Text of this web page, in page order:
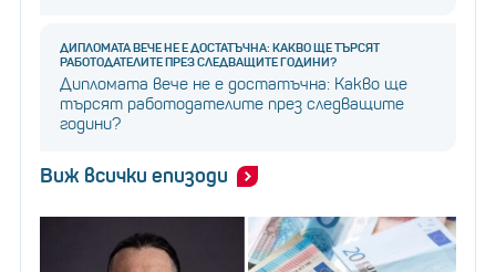
ДИПЛОМАТА ВЕЧЕ НЕ Е ДОСТАТЪЧНА: КАКВО ЩЕ ТЪРСЯТ
РАБОТОДАТЕЛИТЕ ПРЕЗ СЛЕДВАЩИТЕ ГОДИНИ?
Дипломата вече не е достатъчна: Какво ще
търсят работодателите през следващите
години?
Виж всички епизоди